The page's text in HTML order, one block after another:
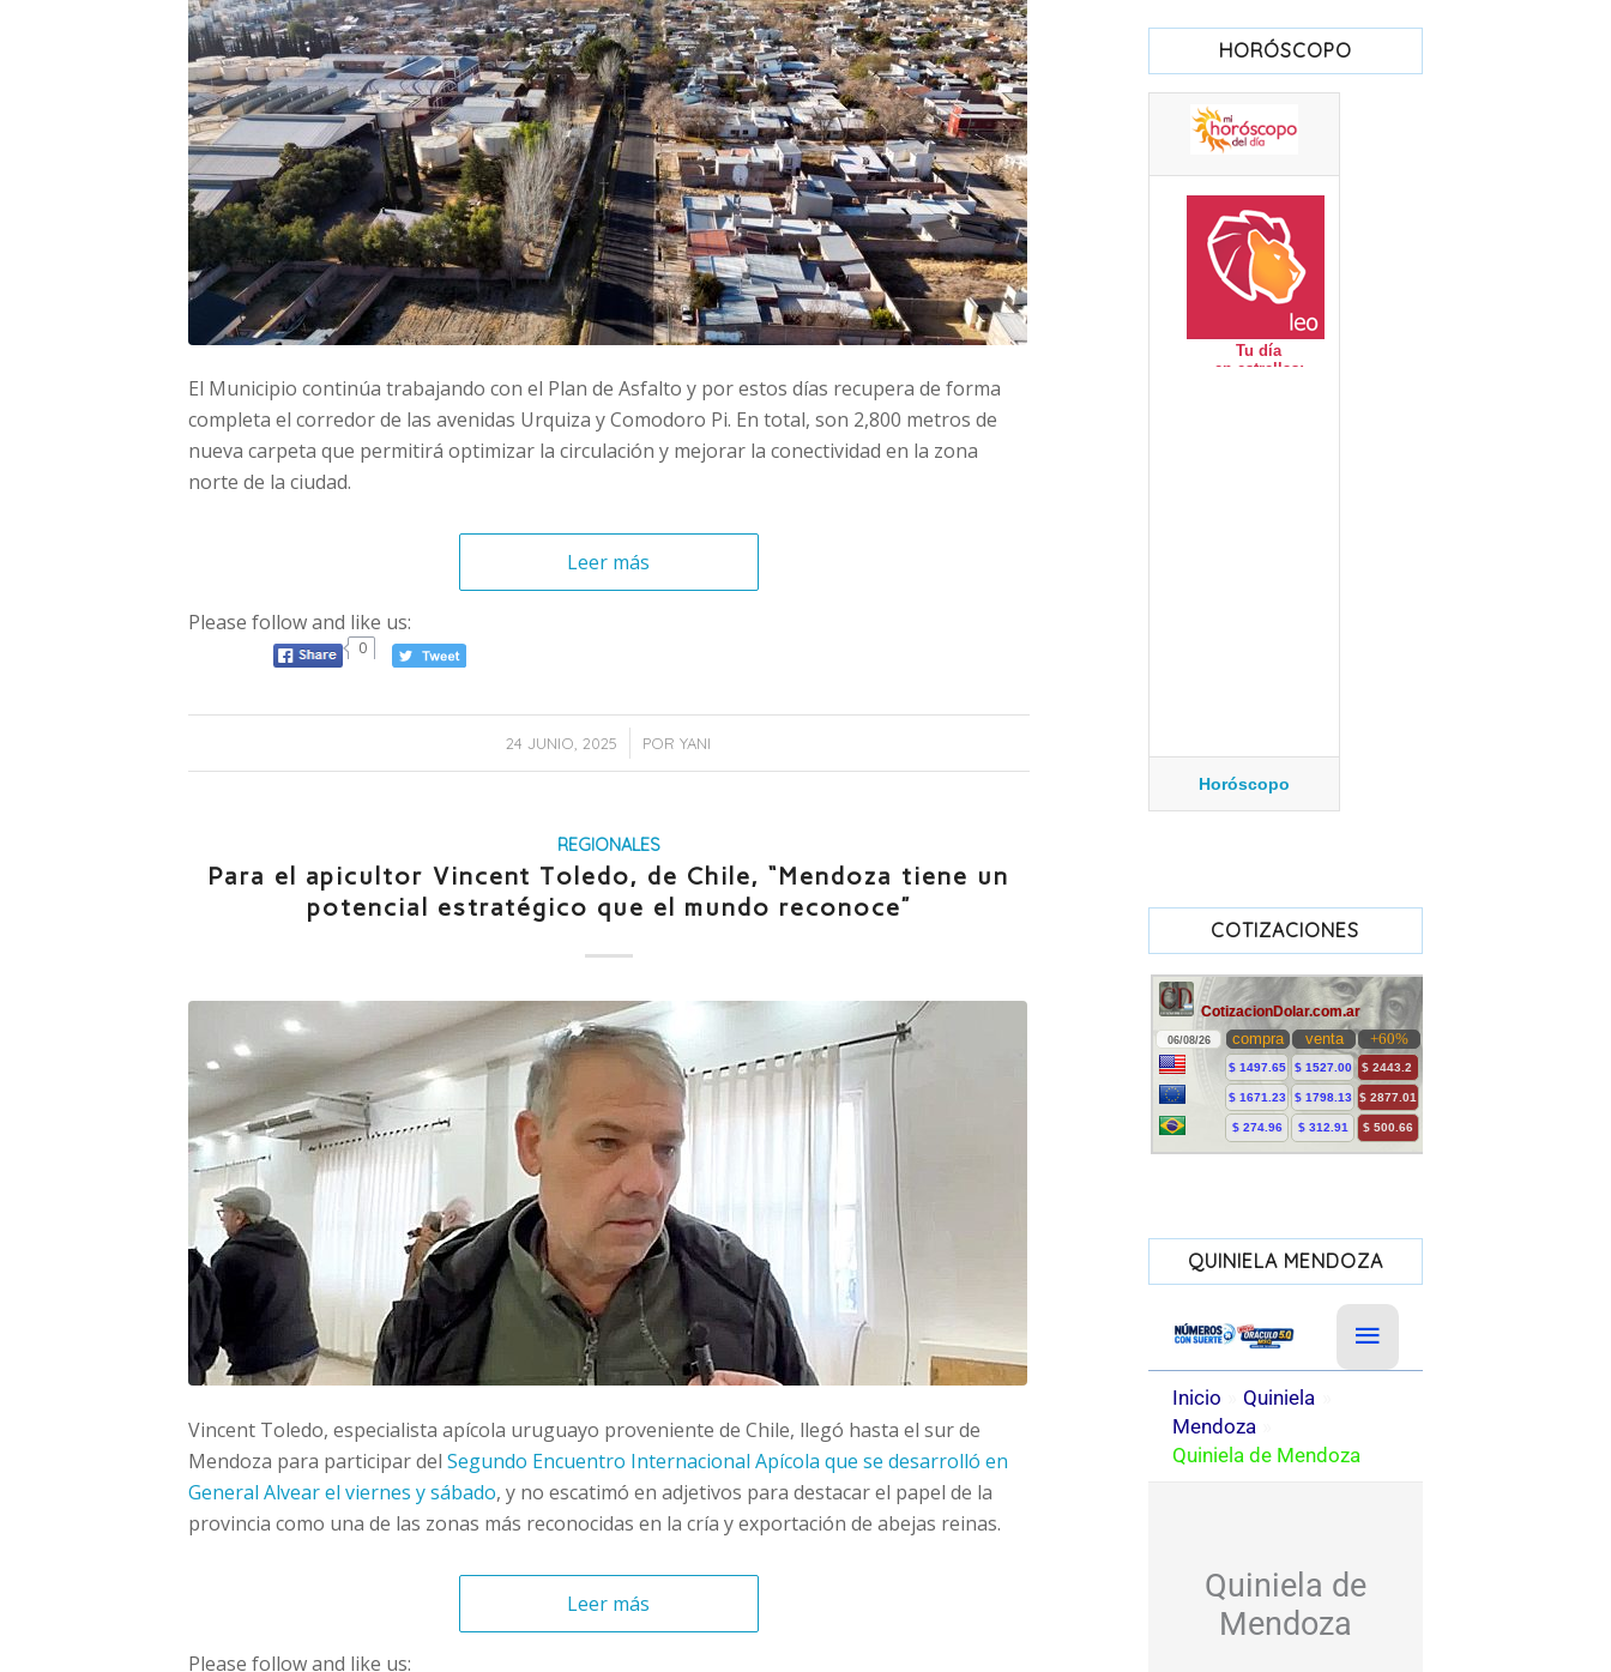
El Municipio continúa trabajando con el Plan de Asfalto y por estos días recupera de forma
completa el corredor de las avenidas Urquiza y Comodoro Pi. En total, son 2,800 metros de
nueva carpeta que permitirá optimizar la circulación y mejorar la conectividad en la zona
norte de la ciudad.
Leer más
Please follow and like us:
0
24 JUNIO, 2025
/ PORYANI
REGIONALES
Para el apicultor Vincent Toledo, de Chile, “Mendoza tiene un
potencial estratégico que el mundo reconoce”
Vincent Toledo, especialista apícola uruguayo proveniente de Chile, llegó hasta el sur de
Mendoza para participar del Segundo Encuentro Internacional Apícola que se desarrolló en
General Alvear el viernes y sábado, y no escatimó en adjetivos para destacar el papel de la
provincia como una de las zonas más reconocidas en la cría y exportación de abejas reinas.
Leer más
Please follow and like us:
HORÓSCOPO
Horóscopo
COTIZACIONES
QUINIELA MENDOZA